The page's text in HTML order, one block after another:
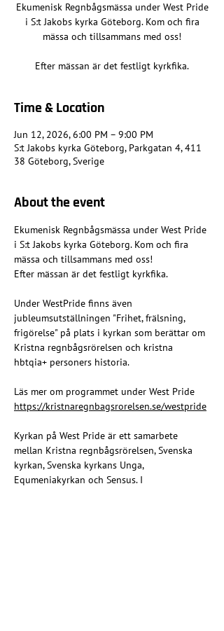
Ekumenisk Regnbågsmässa under West Pride
i S:t Jakobs kyrka Göteborg. Kom och fira
mässa och tillsammans med oss!
Efter mässan är det festligt kyrkfika.
Time & Location
Jun 12, 2026, 6:00 PM – 9:00 PM
S:t Jakobs kyrka Göteborg, Parkgatan 4, 411
38 Göteborg, Sverige
About the event
Ekumenisk Regnbågsmässa under West Pride
i S:t Jakobs kyrka Göteborg. Kom och fira
mässa och tillsammans med oss!
Efter mässan är det festligt kyrkfika.
Under WestPride finns även
jubleumsutställningen "Frihet, frälsning,
frigörelse" på plats i kyrkan som berättar om
Kristna regnbågsrörelsen och kristna
hbtqia+ personers historia.
Läs mer om programmet under West Pride
https://kristnaregnbagsrorelsen.se/westpride
Kyrkan på West Pride är ett samarbete
mellan Kristna regnbågsrörelsen, Svenska
kyrkan, Svenska kyrkans Unga,
Equmeniakyrkan och Sensus. I